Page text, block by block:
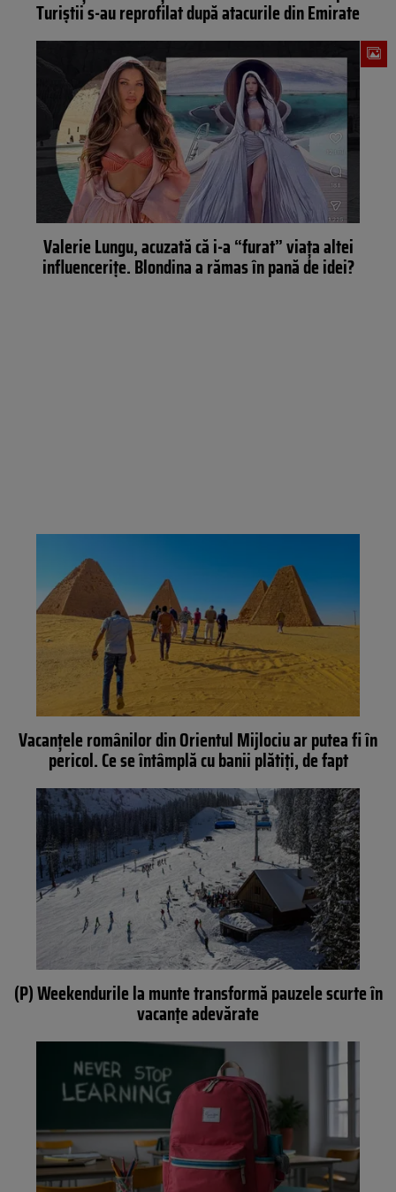
Turiștii s-au reprofilat după atacurile din Emirate
Valerie Lungu, acuzată că i-a “furat” viața altei
influencerițe. Blondina a rămas în pană de idei?
Vacanțele românilor din Orientul Mijlociu ar putea fi în
pericol. Ce se întâmplă cu banii plătiți, de fapt
(P) Weekendurile la munte transformă pauzele scurte în
vacanțe adevărate